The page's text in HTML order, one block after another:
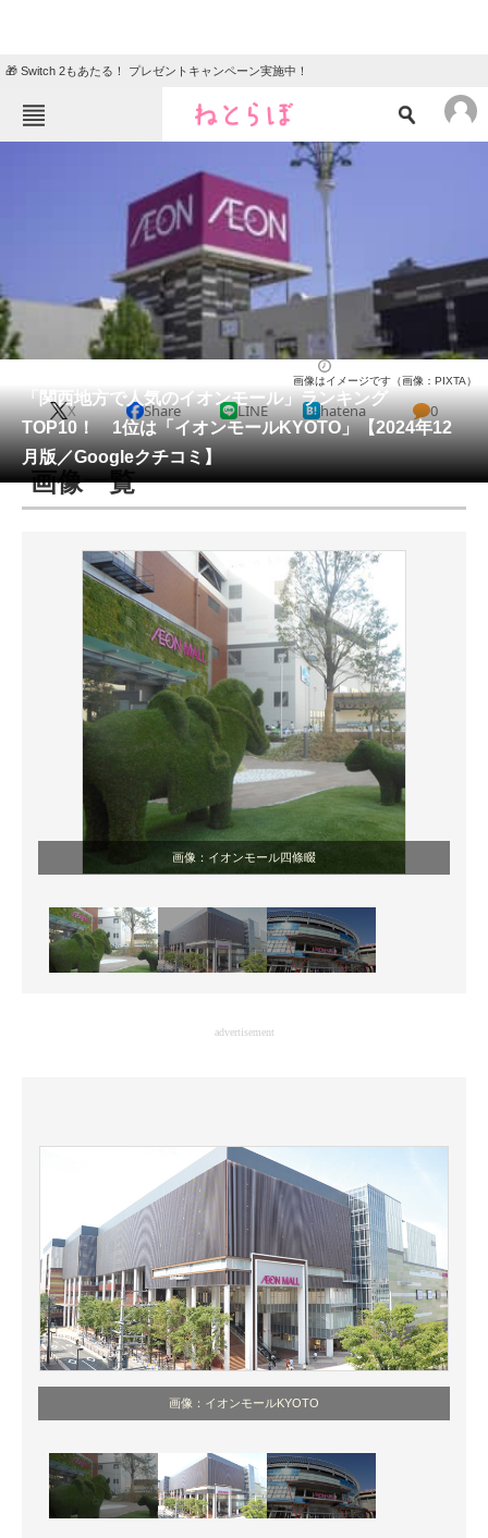
🎁 Switch 2もあたる！ プレゼントキャンペーン実施中！
クイズ
地域
住まい 教育・育児
動物 リサーチ
会員記事
メディア
注目記事を集めた総合ページ
スマホと通信の最新トレンド
進化するPCとデバイスの未来
好きが集まる 比べて選べる
ビジネスと働き方のヒント
企業ITのトレンドを詳説
経営リーダーのコミュニティ
マーケ×ITの今がよく分かる
ITエンジニア向け専門サイト
モノづくり技術者専門サイト
エレクトロニクス専門サイト
電子設計の基本と応用
エネルギーの専門メディア
建設×テクノロジーの最前線
「関西地方で人気のイオンモール」ランキング
TOP10！ 1位は「イオンモールKYOTO」【2024年12
月版／Googleクチコミ】
画像はイメージです（画像：PIXTA）
X Share LINE hatena 0
画像一覧
画像：イオンモール四條畷
advertisement
画像：イオンモールKYOTO